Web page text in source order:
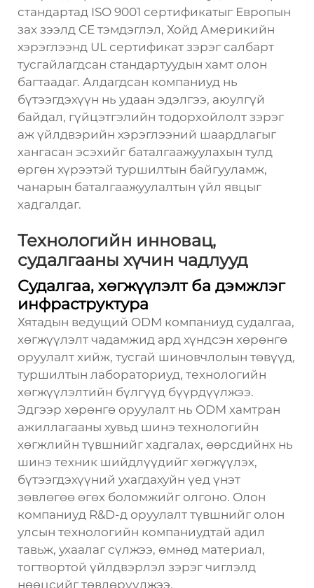
стандартад ISO 9001 сертификатыг Европын
зах зээлд CE тэмдэглэл, Хойд Америкийн
хэрэглээнд UL сертификат зэрэг салбарт
тусгайлагдсан стандартуудын хамт олон
багтаадаг. Алдагдсан компаниуд нь
бүтээгдэхүүн нь удаан эдэлгээ, аюулгүй
байдал, гүйцэтгэлийн тодорхойлолт зэрэг
аж үйлдвэрийн хэрэглээний шаардлагыг
хангасан эсэхийг баталгаажуулахын тулд
өргөн хүрээтэй туршилтын байгууламж,
чанарын баталгаажуулалтын үйл явцыг
хадгалдаг.
Технологийн инновац,
судалгааны хүчин чадлууд
Судалгаа, хөгжүүлэлт ба дэмжлэг
инфраструктура
Хятадын ведущий ODM компаниуд судалгаа,
хөгжүүлэлт чадамжид ард хүндсэн хөрөнгө
оруулалт хийж, тусгай шиновчлолын төвүүд,
туршилтын лабораториуд, технологийн
хөгжүүлэлтийн бүлгүүд бүүрдүүлжээ.
Эдгээр хөрөнгө оруулалт нь ODM хамтран
ажиллагааны хувьд шинэ технологийн
хөгжлийн түвшнийг хадгалах, өөрсдийнх нь
шинэ техник шийдлүүдийг хөгжүүлэх,
бүтээгдэхүүний ухагдахуйн үед үнэт
зөвлөгөө өгөх боломжийг олгоно. Олон
компаниуд R&D-д оруулалт түвшнийг олон
улсын технологийн компаниудтай адил
тавьж, ухаалаг сүлжээ, өмнөд материал,
тогтвортой үйлдвэрлэл зэрэг чиглэлд
нөөцсийг төвлөрүүлжээ.